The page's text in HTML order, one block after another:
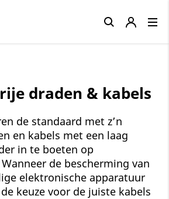
draden & kabels
de standaard met z’n
en kabels met een laag
in te boeten op
de bescherming van
elektronische apparatuur
keuze voor de juiste kabels
Close